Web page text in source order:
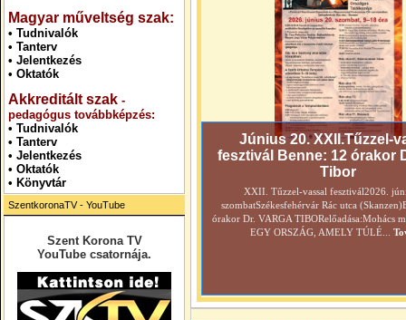
Magyar műveltség szak:
• Tudnivalók
• Tanterv
• Jelentkezés
• Oktatók
Akkreditált szak -
pedagógus továbbképzés:
• Tudnivalók
• Tanterv
• Jelentkezés
• Oktatók
• Könyvtár
SzentkoronaTV - YouTube
Szent Korona TV
YouTube csatornája.
Június 20. XXII.Tűzzel-
fesztivál Benne: 12 órakor
Tibor
XXII. Tűzzel-vassal fesztivál2026.
szombatSzékesfehérvár Rác utca
órakor Dr. VARGA TIBORelőadása:Mohács
EGY ORSZÁG, AMELY TÚLÉ...